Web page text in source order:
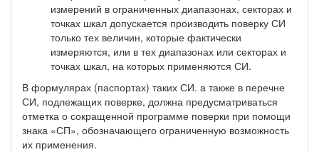
измерений в ограниченных диапазонах, секторах и
точках шкал допускается производить поверку СИ
только тех величин, которые фактически
измеряются, или в тех диапазонах или секторах и
точках шкал, на которых применяются СИ.
В формулярах (паспортах) таких СИ. а также в перечне
СИ, подлежащих поверке, должна предусматриваться
отметка о сокращенной программе поверки при помощи
знака «СП», обозначающего ограниченную возможность
их применения.